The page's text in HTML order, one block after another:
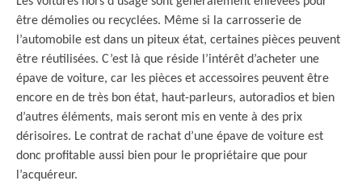
être démolies ou recyclées. Même si la carrosserie de
l’automobile est dans un piteux état, certaines pièces peuvent
être réutilisées. C’est là que réside l’intérêt d’acheter une
épave de voiture, car les pièces et accessoires peuvent être
encore en de très bon état, haut-parleurs, autoradios et bien
d’autres éléments, mais seront mis en vente à des prix
dérisoires. Le contrat de rachat d’une épave de voiture est
donc profitable aussi bien pour le propriétaire que pour
l’acquéreur.